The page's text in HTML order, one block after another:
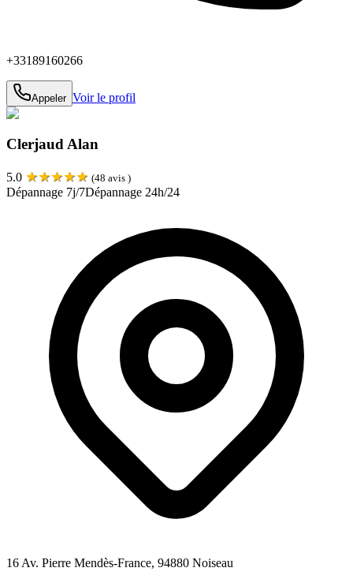
+33189160266
Appeler Voir le profil
Clerjaud Alan
5.0 ★★★★★ (48 avis )
Dépannage 7j/7Dépannage 24h/24
16 Av. Pierre Mendès-France, 94880 Noiseau